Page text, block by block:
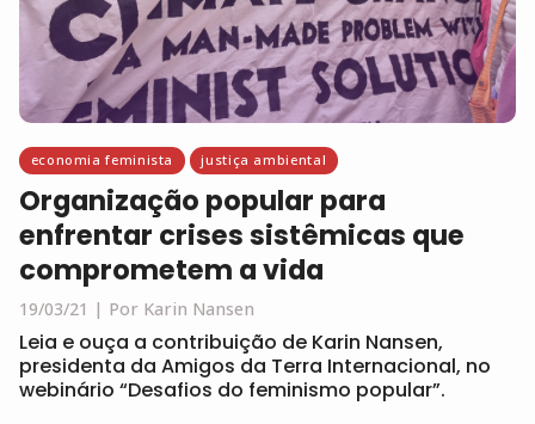
economia feminista justiça ambiental
Organização popular para
enfrentar crises sistêmicas que
comprometem a vida
19/03/21 Por Karin Nansen
Leia e ouça a contribuição de Karin Nansen,
presidenta da Amigos da Terra Internacional, no
webinário “Desafios do feminismo popular”.